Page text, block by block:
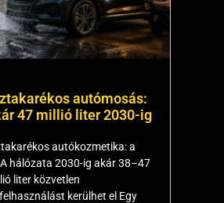
autómosás:
47 millió liter 2030-ig
autókozmetika: a
hálózata 2030-ig akár 38–47
liter közvetlen
kerülhet el Egy